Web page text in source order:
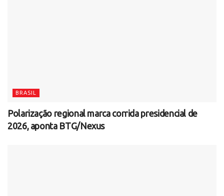
BRASIL
Polarização regional marca corrida presidencial de
2026, aponta BTG/Nexus